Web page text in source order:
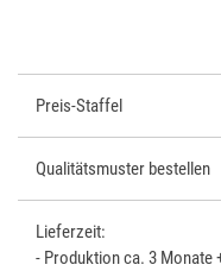
Preis-Staffel
Qualitätsmuster bestellen
Lieferzeit:
- Produktion ca. 3 Monate